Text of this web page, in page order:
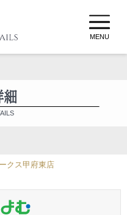
MENU
クス甲府東店